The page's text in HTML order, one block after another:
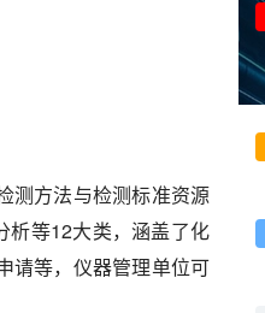
测方法与检测标准资源
析等12大类，涵盖了化
请等，仪器管理单位可